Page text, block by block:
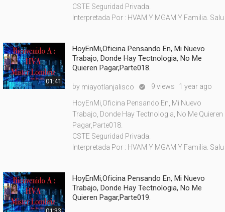
CSTE Seguridad Privada.
Interpretada Por : HVAM Y MGAM Y Familia. Salu
01:41
HoyEnMi,Oficina Pensando En, Mi Nuevo
Trabajo, Donde Hay Tectnologia, No Me
Quieren Pagar,Parte018.
by miayotlanjalisco  9 views 1 year ago
HoyEnMi,Oficina Pensando En, Mi Nuevo
Trabajo, Donde Hay Tectnologia, No Me Quieren
Pagar,Parte018.
CSTE Seguridad Privada.
Interpretada Por : HVAM Y MGAM Y Familia. Salu
HoyEnMi,Oficina Pensando En, Mi Nuevo
Trabajo, Donde Hay Tectnologia, No Me
Quieren Pagar,Parte019.